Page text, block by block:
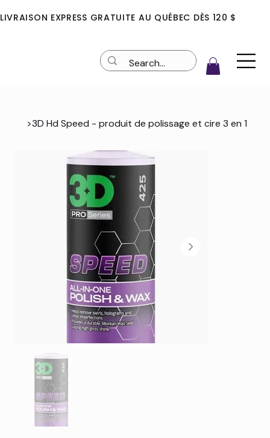
LIVRAISON EXPRESS GRATUITE AU QUÉBEC DÈS 120 $
>3D Hd Speed - produit de polissage et cire 3 en 1